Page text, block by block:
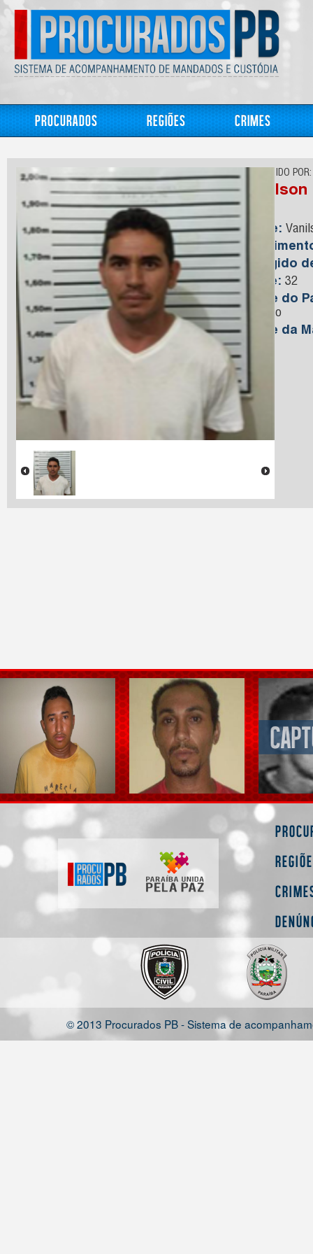
Procurados Regiões Crimes
CONHECIDO POR:
Nome:
Foragido
Idade: 32
Nome do
Macedo
Nome da
© 2013 Procurados PB - Sistema de